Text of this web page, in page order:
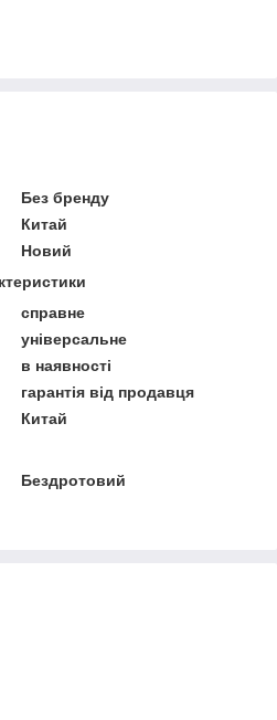
Без бренду
Китай
Новий
справне
універсальне
в наявності
гарантія від продавця
Китай
Бездротовий